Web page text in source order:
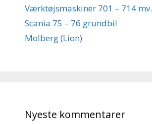
Værktøjsmaskiner 701 – 714 mv.
Scania 75 – 76 grundbil
Molberg (Lion)
Nyeste kommentarer